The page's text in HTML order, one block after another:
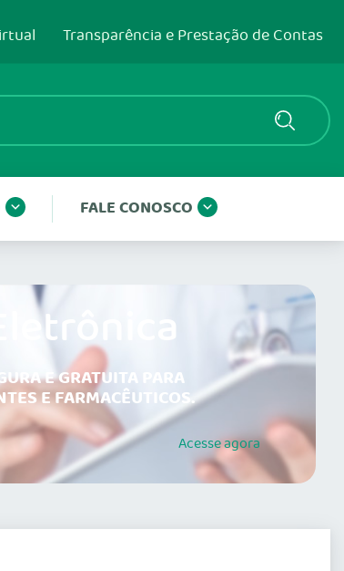
Transparência e Prestação de Contas
FALE CONOSCO
E GRATUITA PARA
E FARMACÊUTICOS.
Acesseagora